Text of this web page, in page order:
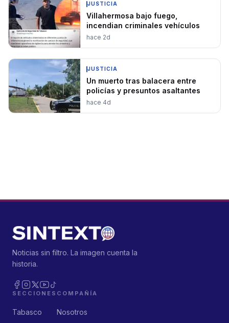
JUSTICIA
Villahermosa bajo fuego,
incendian criminales vehículos
hace 2d
JUSTICIA
Un muerto tras balacera entre
policías y presuntos asaltantes
hace 4d
Noticias sin filtro. La imagen cuenta la
historia.
SECCIONES
Tabasco
COMPAÑÍA
Nosotros